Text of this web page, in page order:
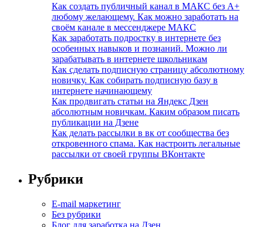
Как создать публичный канал в МАКС без А+
любому желающему. Как можно заработать на
своём канале в мессенджере МАКС
Как заработать подростку в интернете без
особенных навыков и познаний. Можно ли
зарабатывать в интернете школьникам
Как сделать подписную страницу абсолютному
новичку. Как собирать подписную базу в
интернете начинающему
Как продвигать статьи на Яндекс Дзен
абсолютным новичкам. Каким образом писать
публикации на Дзене
Как делать рассылки в вк от сообщества без
откровенного спама. Как настроить легальные
рассылки от своей группы ВКонтакте
Рубрики
E-mail маркетинг
Без рубрики
Блог для заработка на Дзен